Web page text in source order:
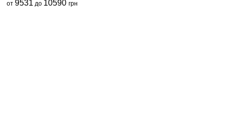
от 9531 до 10590 грн